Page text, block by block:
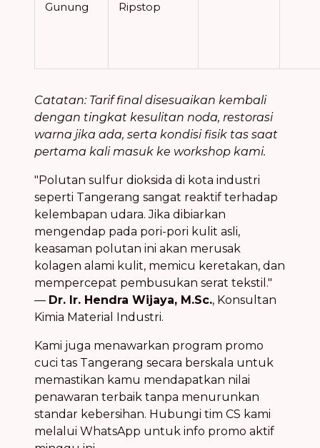
Gunung
Ripstop
Catatan: Tarif final disesuaikan kembali
dengan tingkat kesulitan noda, restorasi
warna jika ada, serta kondisi fisik tas saat
pertama kali masuk ke workshop kami.
"Polutan sulfur dioksida di kota industri
seperti Tangerang sangat reaktif terhadap
kelembapan udara. Jika dibiarkan
mengendap pada pori-pori kulit asli,
keasaman polutan ini akan merusak
kolagen alami kulit, memicu keretakan, dan
mempercepat pembusukan serat tekstil."
— Dr. Ir. Hendra Wijaya, M.Sc., Konsultan
Kimia Material Industri.
Kami juga menawarkan program promo
cuci tas Tangerang secara berskala untuk
memastikan kamu mendapatkan nilai
penawaran terbaik tanpa menurunkan
standar kebersihan. Hubungi tim CS kami
melalui WhatsApp untuk info promo aktif